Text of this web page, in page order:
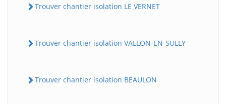
Trouver chantier isolation LE VERNET
Trouver chantier isolation VALLON-EN-SULLY
Trouver chantier isolation BEAULON